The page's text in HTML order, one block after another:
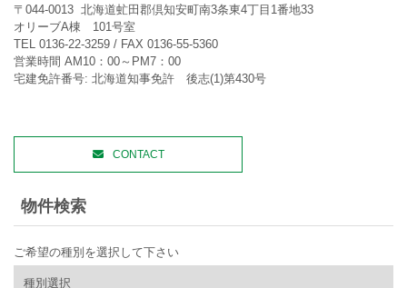
〒044-0013 北海道虻田郡倶知安町南3条東4丁目1番地33
オリーブA棟 101号室
TEL 0136-22-3259 / FAX 0136-55-5360
営業時間 AM10：00～PM7：00
宅建免許番号: 北海道知事免許 後志(1)第430号
CONTACT
物件検索
ご希望の種別を選択して下さい